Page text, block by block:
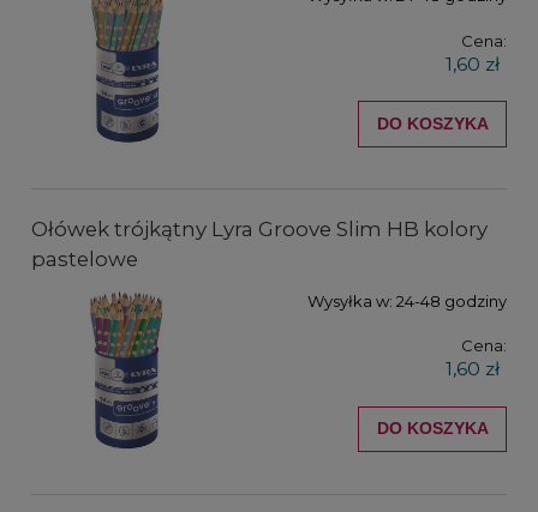
Cena:
1,60 zł
DO KOSZYKA
Ołówek trójkątny Lyra Groove Slim HB kolory
pastelowe
Wysyłka w: 24-48 godziny
Cena:
1,60 zł
DO KOSZYKA